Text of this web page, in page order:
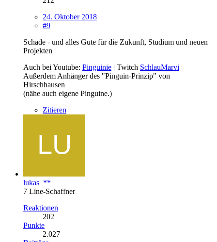
24. Oktober 2018
#9
Schade - und alles Gute für die Zukunft, Studium und neuen
Projekten
Auch bei Youtube: Pinguinie | Twitch SchlauMarvi
Außerdem Anhänger des "Pinguin-Prinzip" von
Hirschhausen
(nähe auch eigene Pinguine.)
Zitieren
lukas_**
7 Line-Schaffner
Reaktionen
202
Punkte
2.027